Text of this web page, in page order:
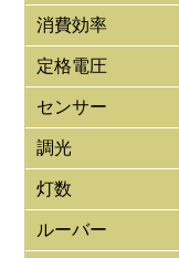
消費効率
定格電圧
センサー
調光
灯数
ルーバー